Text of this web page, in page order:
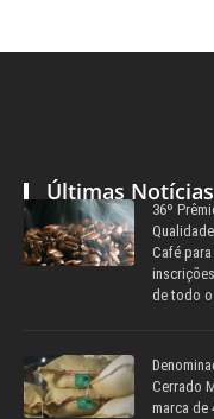
Últimas Notícias
36º
Café
de todo o
Cerrado
marca de